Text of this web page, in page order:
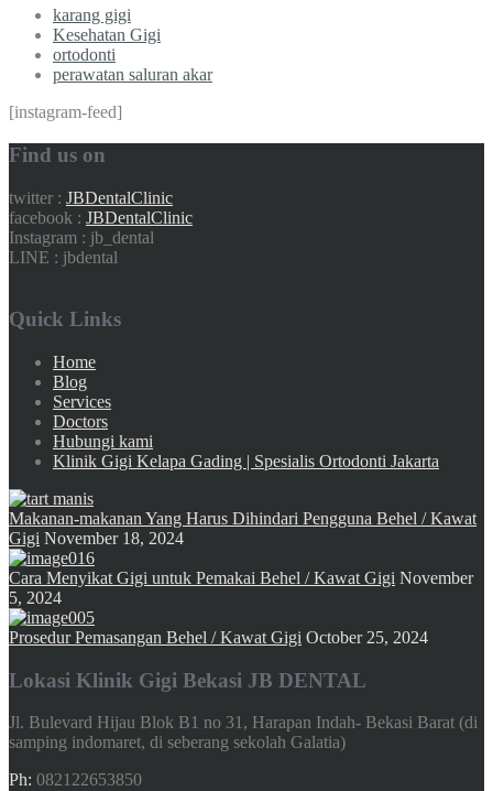
karang gigi
Kesehatan Gigi
ortodonti
perawatan saluran akar
[instagram-feed]
Find us on
twitter : JBDentalClinic
facebook : JBDentalClinic
Instagram : jb_dental
LINE : jbdental
Quick Links
Home
Blog
Services
Doctors
Hubungi kami
Klinik Gigi Kelapa Gading | Spesialis Ortodonti Jakarta
Makanan-makanan Yang Harus Dihindari Pengguna Behel / Kawat
Gigi November 18, 2024
Cara Menyikat Gigi untuk Pemakai Behel / Kawat Gigi November
5, 2024
Prosedur Pemasangan Behel / Kawat Gigi October 25, 2024
Lokasi Klinik Gigi Bekasi JB DENTAL
Jl. Bulevard Hijau Blok B1 no 31, Harapan Indah- Bekasi Barat (di
samping indomaret, di seberang sekolah Galatia)
Ph: 082122653850